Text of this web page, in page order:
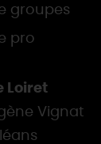
groupes
pro
Loiret
Vignat